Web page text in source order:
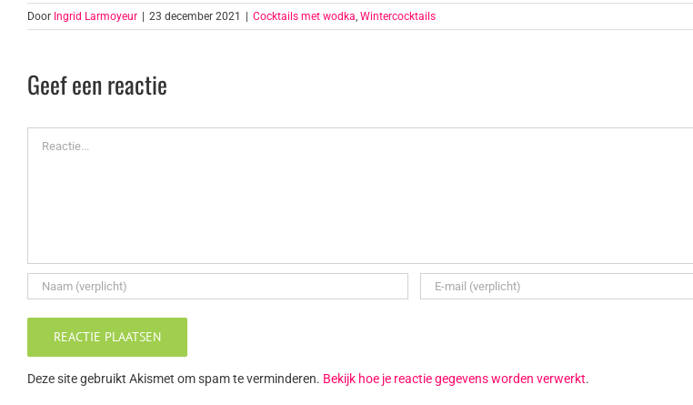
Door Ingrid Larmoyeur | 23 december 2021 | Cocktails met wodka Wintercocktails
Geef een reactie
Deze site gebruikt Akismet om spam te verminderen. Bekijk hoe je reactie gegevens worden verwerkt.